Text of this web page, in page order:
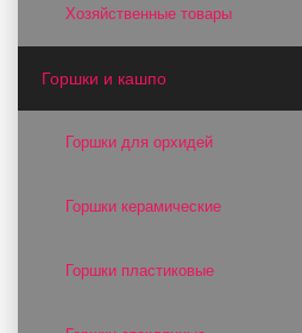
Хозяйственные товары
Горшки и кашпо
Горшки для орхидей
Горшки керамические
Горшки пластиковые